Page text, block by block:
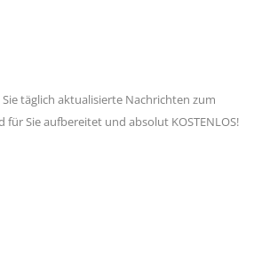
täglich aktualisierte Nachrichten zum
für Sie aufbereitet und absolut KOSTENLOS!